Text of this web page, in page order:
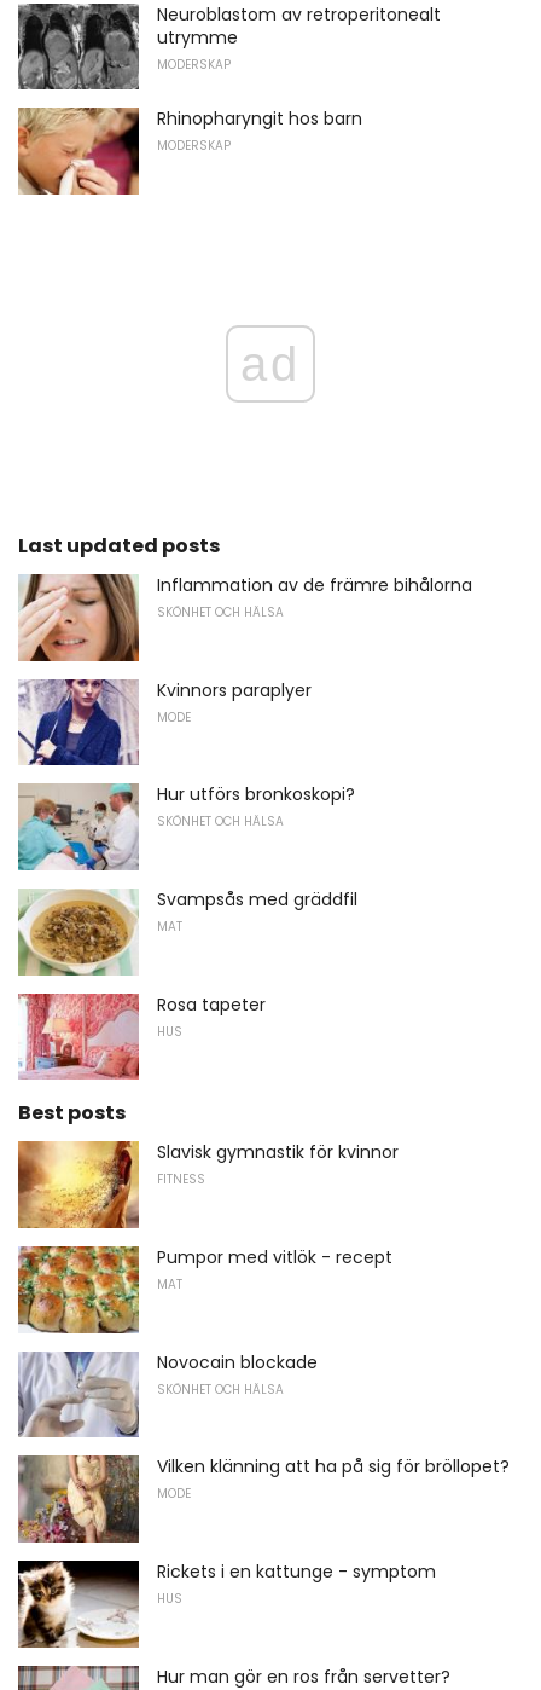
Neuroblastom av retroperitonealt
utrymme
MODERSKAP
Rhinopharyngit hos barn
MODERSKAP
ad
Last updated posts
Inflammation av de främre bihålorna
SKÖNHET OCH HÄLSA
Kvinnors paraplyer
MODE
Hur utförs bronkoskopi?
SKÖNHET OCH HÄLSA
Svampsås med gräddfil
MAT
Rosa tapeter
HUS
Best posts
Slavisk gymnastik för kvinnor
FITNESS
Pumpor med vitlök - recept
MAT
Novocain blockade
SKÖNHET OCH HÄLSA
Vilken klänning att ha på sig för bröllopet?
MODE
Rickets i en kattunge - symptom
HUS
Hur man gör en ros från servetter?